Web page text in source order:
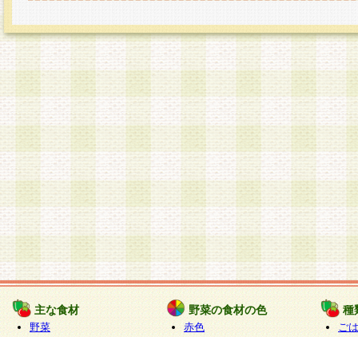
主な食材
野菜
野菜の食材の色
赤色
種
ご